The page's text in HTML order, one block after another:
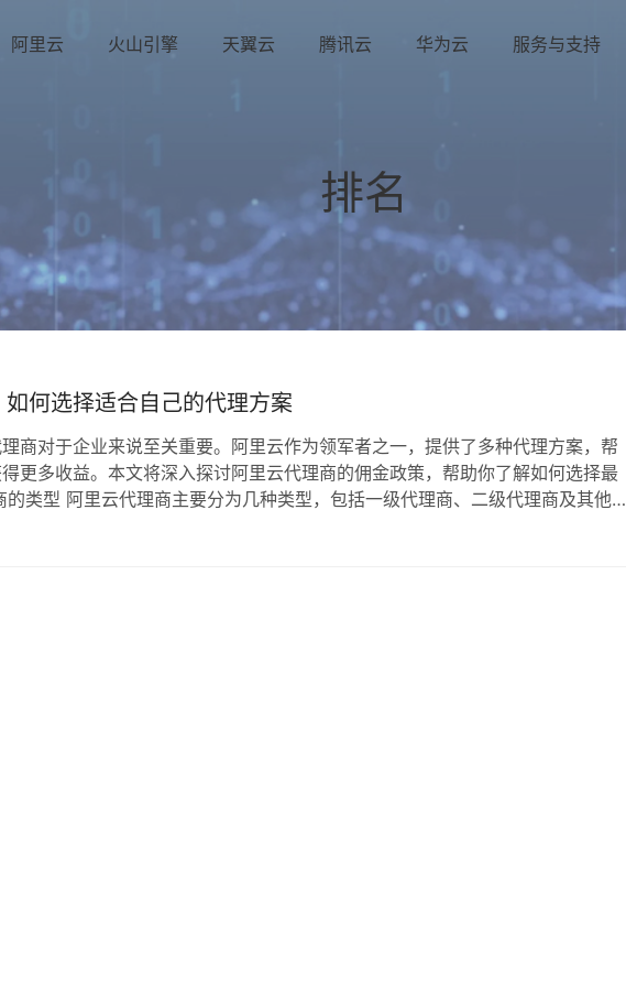
阿里云 火山引擎 天翼云 腾讯云 华为云 服务与支持
排名
何选择适合自己的代理方案
商对于企业来说至关重要。阿里云作为领军者之一，提供了多种代理方案，帮
更多收益。本文将深入探讨阿里云代理商的佣金政策，帮助你了解如何选择最
类型 阿里云代理商主要分为几种类型，包括一级代理商、二级代理商及其他渠
策、支持和责任上都有所不同。选择合适的代理类型，将对你的收益有直接影